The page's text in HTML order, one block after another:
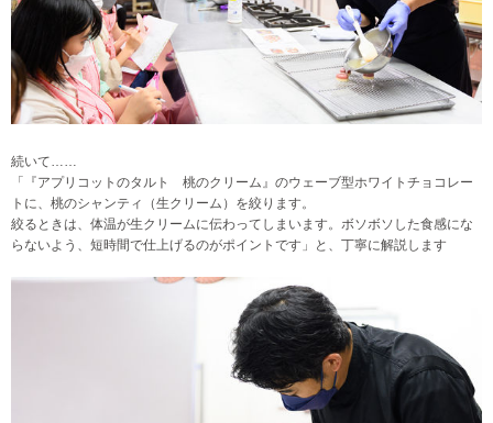
続いて……
「『アプリコットのタルト 桃のクリーム』のウェーブ型ホワイトチョコレー
トに、桃のシャンティ（生クリーム）を絞ります。
絞るときは、体温が生クリームに伝わってしまいます。ボソボソした食感にな
らないよう、短時間で仕上げるのがポイントです」と、丁寧に解説します